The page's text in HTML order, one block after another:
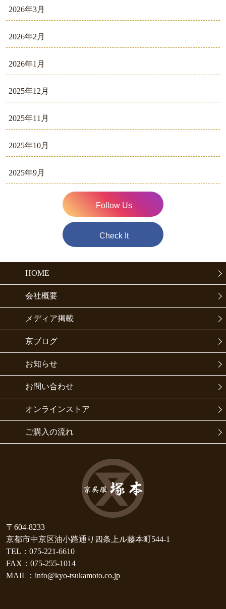
2026年3月
2026年2月
2026年1月
2025年12月
2025年11月
2025年10月
2025年9月
Follow Us
Check It
HOME
会社概要
メディア掲載
京ブログ
お知らせ
お問い合わせ
オンラインストア
ご購入の流れ
〒604-8233
京都市中京区油小路通り四条上ル藤本町544-1
TEL：075-221-6610
FAX：075-255-1014
MAIL：info@kyo-tsukamoto.co.jp